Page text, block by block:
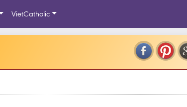
VietCatholic